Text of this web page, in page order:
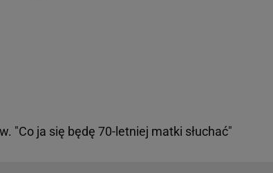
"Co ja się będę 70-letniej matki słuchać"